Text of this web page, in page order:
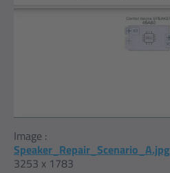
Image :
Speaker_Repair_Scenario_A.jpg
3253 x 1783